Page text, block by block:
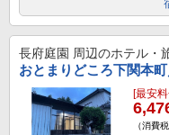
長府庭園 周辺のホテル・
おとまりどころ下関本
[最安
（消費